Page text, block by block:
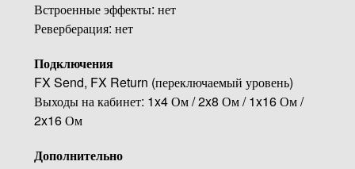
Встроенные эффекты: нет
Реверберация: нет
Подключения
FX Send, FX Return (переключаемый уровень)
Выходы на кабинет: 1x4 Ом / 2x8 Ом / 1x16 Ом /
2x16 Ом
Дополнительно